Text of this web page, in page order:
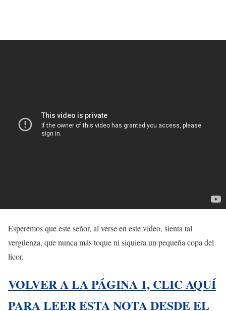
Esperemos que este señor, al verse en este vídeo, sienta tal
vergüenza, que nunca más toque ni siquiera un pequeña copa del
licor.
VOLVER A LA PÁGINA 1, CLIC AQUÍ
PARA LEER ESTA NOTA DESDE EL